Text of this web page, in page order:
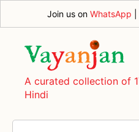
Join us on WhatsApp
A curated collection of
Hindi